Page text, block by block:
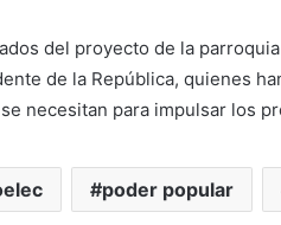
del proyecto de la
de la República, quienes
necesitan para impulsar los
poder popular